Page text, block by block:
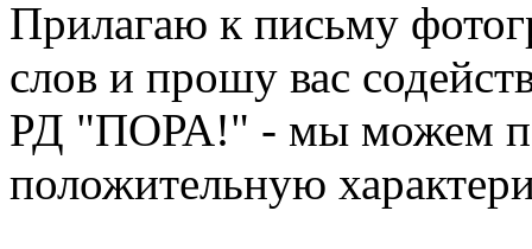
Прилагаю к письму
слов и прошу вас
РД "ПОРА!" - мы можем
положительную